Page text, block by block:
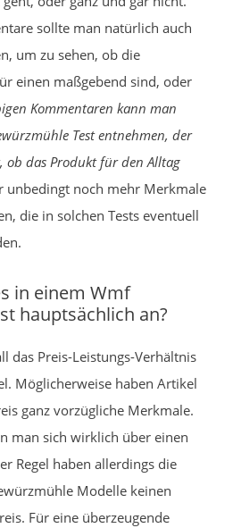
sollte man natürlich auch
um zu sehen, ob die
einen maßgebend sind, oder
Kommentaren kann man
Test entnehmen, der
ob das Produkt für den Alltag
unbedingt noch mehr Merkmale
die in solchen Tests eventuell
in einem Wmf
hauptsächlich an?
das Preis-Leistungs-Verhältnis
Möglicherweise haben Artikel
ganz vorzügliche Merkmale.
man sich wirklich über einen
Regel haben allerdings die
Modelle keinen
Für eine überzeugende